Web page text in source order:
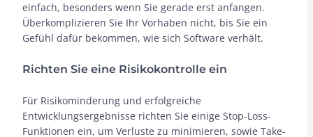
einfach, besonders wenn Sie gerade erst anfangen.
Überkomplizieren Sie Ihr Vorhaben nicht, bis Sie ein
Gefühl dafür bekommen, wie sich Software verhält.
Richten Sie eine Risikokontrolle ein
Für Risikominderung und erfolgreiche
Entwicklungsergebnisse richten Sie einige Stop-Loss-
Funktionen ein, um Verluste zu minimieren, sowie Take-